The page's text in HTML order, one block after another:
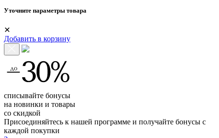
Уточните параметры товара
✕
Добавить в корзину
списывайте бонусы
на новинки и товары
со скидкой
Присоединяйтесь к нашей программе и получайте бонусы с
каждой покупки